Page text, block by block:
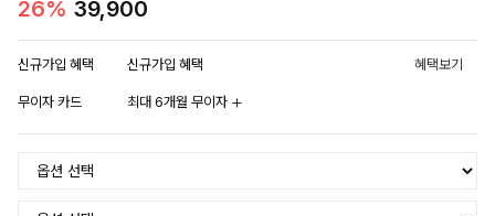
26% 39,900
신규가입 혜택 신규가입 혜택 혜택보기
무이자 카드 최대 6개월 무이자